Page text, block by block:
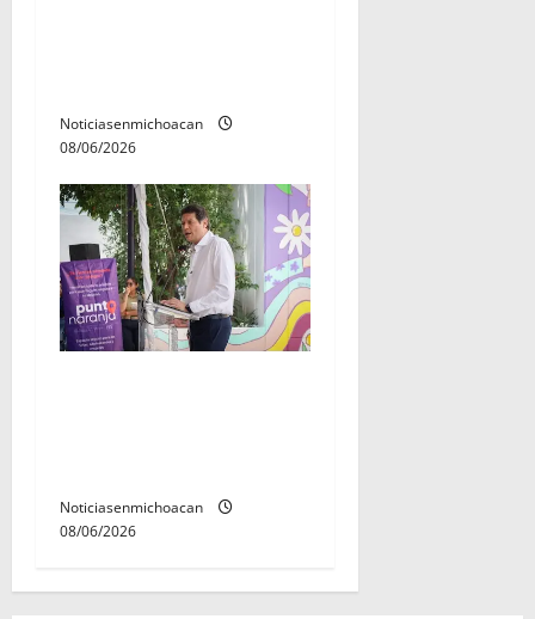
Noticiasenmichoacan
08/06/2026
Noticiasenmichoacan
08/06/2026